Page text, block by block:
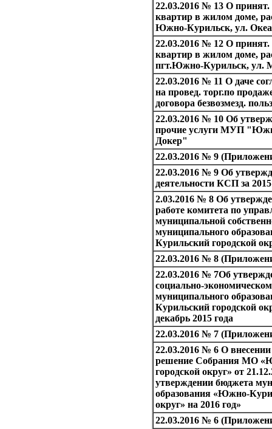
22.03.2016 № 13 О
квартир в жилом доме,
Южно-Курильск, ул.
22.03.2016 № 12 О
квартир в жилом доме,
пгт.Южно-Курильск, ул.
22.03.2016 № 11 О даче
на провед. торг.по
договора безвозмезд.
22.03.2016 № 10 Об
прочие услуги МУП
Докер"
22.03.2016 № 9
22.03.2016 № 9 Об
деятельности КСП за 2015
2.03.2016 № 8 Об
работе комитета по
муниципальной
муниципального
Курильский городской
22.03.2016 № 8
22.03.2016 № 7Об
социально-
муниципального
Курильский городской
декабрь 2015 года
22.03.2016 № 7
22.03.2016 № 6 О
решение Собрания МО
городской округ» от
утверждении бюджета
образования «Южно-
округ» на 2016 год»
22.03.2016 № 6